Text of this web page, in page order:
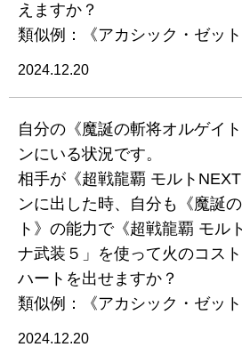
えますか？
類似例：《アカシック・ゼット
2024.12.20
自分の《魔誕の斬将オルゲイ
ンにいる状況です。
相手が《超戦龍覇 モルト
ンに出した時、自分も《魔誕
ト》の能力で《超戦龍覇 モル
ナ武装５」を使って火のコス
ハートを出せますか？
類似例：《アカシック・ゼット
2024.12.20